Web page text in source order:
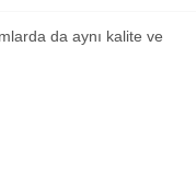
da aynı kalite ve